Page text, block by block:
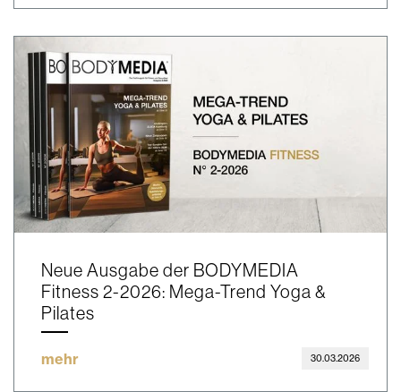
Neue Ausgabe der BODYMEDIA
Fitness 2-2026: Mega-Trend Yoga &
Pilates
mehr 30.03.2026